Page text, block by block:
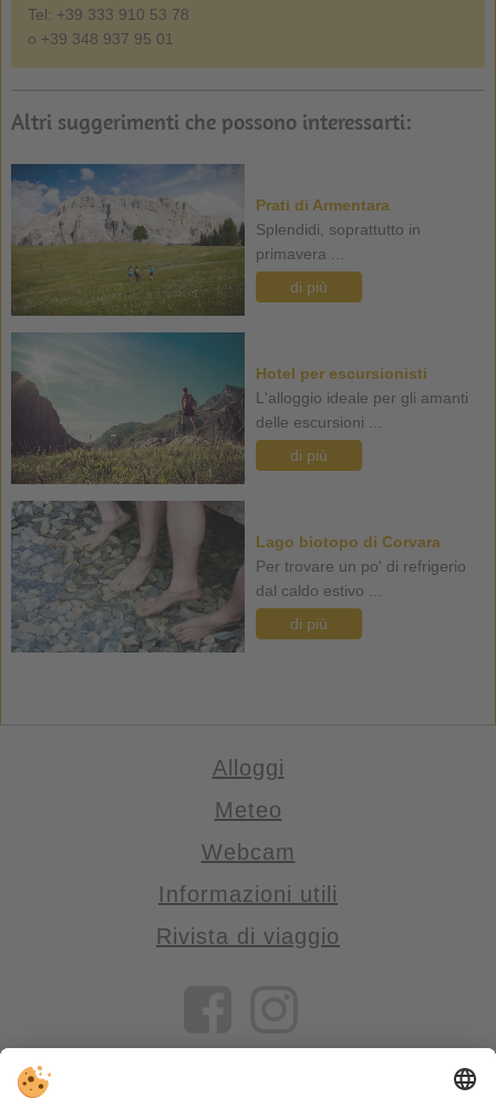
Tel: +39 333 910 53 78
o +39 348 937 95 01
Altri suggerimenti che possono interessarti:
Prati di Armentara
Splendidi, soprattutto in
primavera ...
di più
Hotel per escursionisti
L'alloggio ideale per gli amanti
delle escursioni ...
di più
Lago biotopo di Corvara
Per trovare un po' di refrigerio
dal caldo estivo ...
di più
Alloggi
Meteo
Webcam
Informazioni utili
Rivista di viaggio